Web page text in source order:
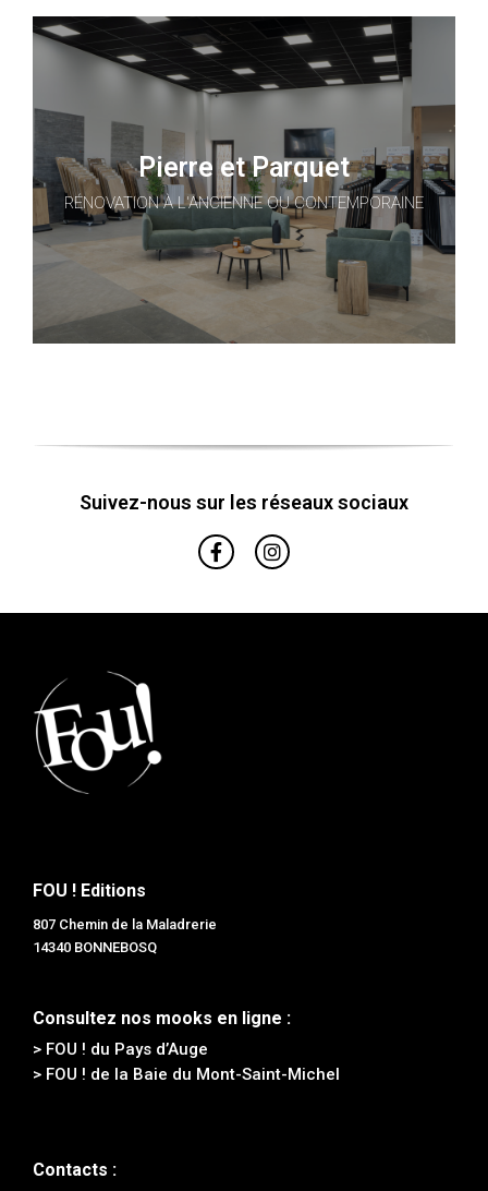
Pierre et Parquet
RÉNOVATION À L'ANCIENNE OU CONTEMPORAINE
Suivez-nous sur les réseaux sociaux
FOU ! Editions
807 Chemin de la Maladrerie
14340 BONNEBOSQ
Consultez nos mooks en ligne :
> FOU ! du Pays d’Auge
> FOU ! de la Baie du Mont-Saint-Michel
Contacts :